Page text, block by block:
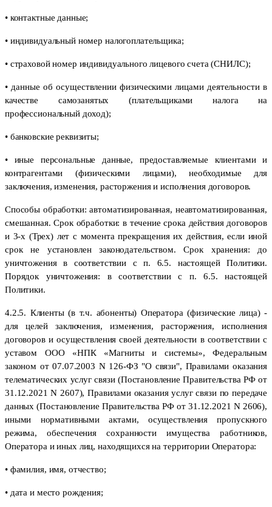
• контактные данные;
• индивидуальный номер налогоплательщика;
• страховой номер индивидуального лицевого счета (СНИЛС);
• данные об осуществлении физическими лицами деятельности в
качестве самозанятых (плательщиками налога на
профессиональный доход);
• банковские реквизиты;
• иные персональные данные, предоставляемые клиентами и
контрагентами (физическими лицами), необходимые для
заключения, изменения, расторжения и исполнения договоров.
Способы обработки: автоматизированная, неавтоматизированная,
смешанная. Срок обработки: в течение срока действия договоров
и 3-х (Трех) лет с момента прекращения их действия, если иной
срок не установлен законодательством. Срок хранения: до
уничтожения в соответствии с п. 6.5. настоящей Политики.
Порядок уничтожения: в соответствии с п. 6.5. настоящей
Политики.
4.2.5. Клиенты (в т.ч. абоненты) Оператора (физические лица) -
для целей заключения, изменения, расторжения, исполнения
договоров и осуществления своей деятельности в соответствии с
уставом ООО «НПК «Магниты и системы», Федеральным
законом от 07.07.2003 N 126-ФЗ "О связи", Правилами оказания
телематических услуг связи (Постановление Правительства РФ от
31.12.2021 N 2607), Правилами оказания услуг связи по передаче
данных (Постановление Правительства РФ от 31.12.2021 N 2606),
иными нормативными актами, осуществления пропускного
режима, обеспечения сохранности имущества работников,
Оператора и иных лиц, находящихся на территории Оператора:
• фамилия, имя, отчество;
• дата и место рождения;